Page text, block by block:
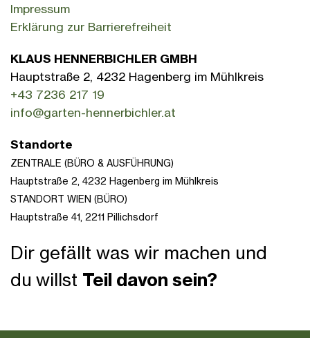
Impressum
Erklärung zur Barrierefreiheit
KLAUS HENNERBICHLER GMBH
Hauptstraße 2, 4232 Hagenberg im Mühlkreis
+43 7236 217 19
info@garten-hennerbichler.at
Standorte
ZENTRALE (BÜRO & AUSFÜHRUNG)
Hauptstraße 2, 4232 Hagenberg im Mühlkreis
STANDORT WIEN (BÜRO)
Hauptstraße 41, 2211 Pillichsdorf
Dir gefällt was wir machen und
du willst Teil davon sein?